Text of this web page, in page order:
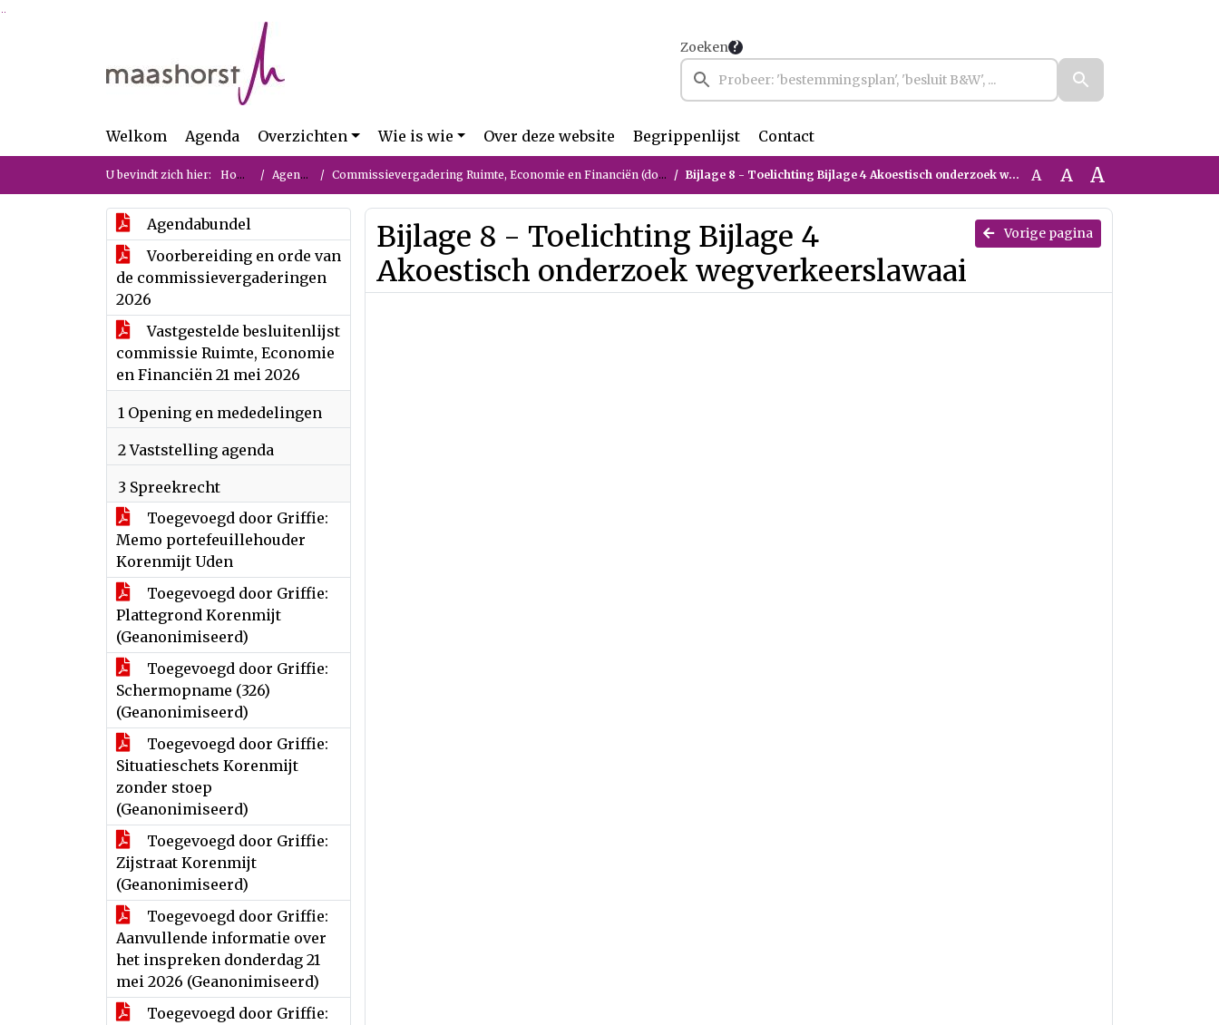
Zoeken
Welkom Agenda Overzichten Wie is wie Over deze website Begrippenlijst Contact
U bevindt zich hier: Home Agenda Commissievergadering Ruimte, Economie en Financiën (donderdag 21 mei 2026) Bijlage 8 - Toelichting Bijlage 4 Akoestisch onderzoek wegverkeerslawaai A A A
Agendabundel
Voorbereiding en orde van
de commissievergaderingen
2026
Vastgestelde besluitenlijst
commissie Ruimte, Economie
en Financiën 21 mei 2026
1 Opening en mededelingen
2 Vaststelling agenda
3 Spreekrecht
Toegevoegd door Griffie:
Memo portefeuillehouder
Korenmijt Uden
Toegevoegd door Griffie:
Plattegrond Korenmijt
(Geanonimiseerd)
Toegevoegd door Griffie:
Schermopname (326)
(Geanonimiseerd)
Toegevoegd door Griffie:
Situatieschets Korenmijt
zonder stoep
(Geanonimiseerd)
Toegevoegd door Griffie:
Zijstraat Korenmijt
(Geanonimiseerd)
Toegevoegd door Griffie:
Aanvullende informatie over
het inspreken donderdag 21
mei 2026 (Geanonimiseerd)
Toegevoegd door Griffie:
Vorige pagina
Bijlage 8 - Toelichting Bijlage 4
Akoestisch onderzoek wegverkeerslawaai